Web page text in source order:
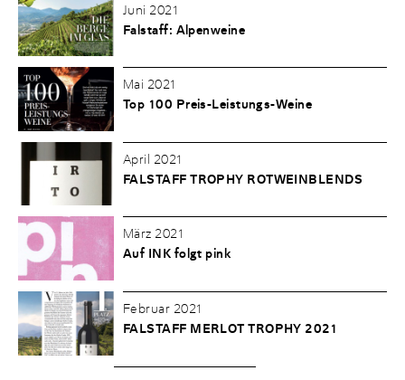
Juni 2021
Falstaff: Alpenweine
Mai 2021
Top 100 Preis-Leistungs-Weine
April 2021
FALSTAFF TROPHY ROTWEINBLENDS
März 2021
Auf INK folgt pink
Februar 2021
FALSTAFF MERLOT TROPHY 2021